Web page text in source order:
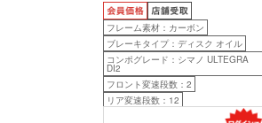
VDRD ( ロッソ ) 485S (身長目
安175cm前後)
フレーム素材：カーボン
ブレーキタイプ：ディスク オイル
コンポグレード：シマノ ULTEGRA
DI2
フロント変速段数：2
リア変速段数：12